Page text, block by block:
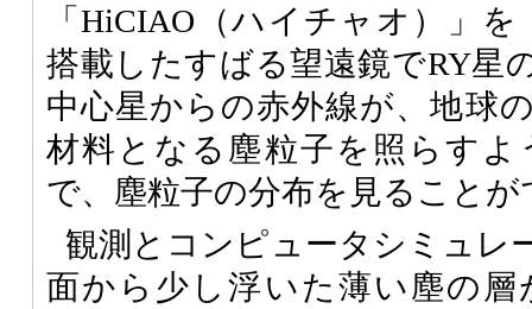
「HiCIAO（ハイチャオ）」を
搭載したすばる望遠鏡でRY星
中心星からの赤外線が、地球
材料となる塵粒子を照らす
で、塵粒子の分布を見ることが
観測とコンピュータシミュレ
面から少し浮いた薄い塵の